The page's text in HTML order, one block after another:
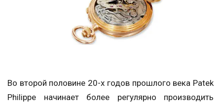
Во второй половине 20-х годов прошлого века Patek
Philippe начинает более регулярно производить